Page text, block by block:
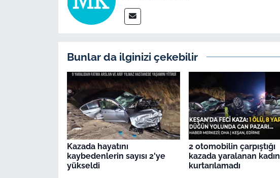
Bunlar da ilginizi çekebilir
Kazada hayatını
kaybedenlerin sayısı 2'ye
yükseldi
2 otomobilin çarpıştığı
kazada yaralanan kadın
kurtarılamadı